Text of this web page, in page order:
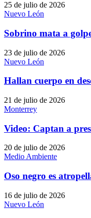
25 de julio de 2026
Nuevo León
Sobrino mata a
23 de julio de 2026
Nuevo León
Hallan cuerpo en
21 de julio de 2026
Monterrey
Video: Captan a
20 de julio de 2026
Medio Ambiente
Oso negro es
16 de julio de 2026
Nuevo León